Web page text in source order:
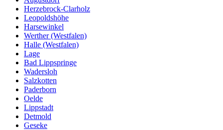
Herzebrock-Clarholz
Leopoldshöhe
Harsewinkel
Werther (Westfalen)
Halle (Westfalen)
Lage
Bad Lippspringe
Wadersloh
Salzkotten
Paderborn
Oelde
Lippstadt
Detmold
Geseke